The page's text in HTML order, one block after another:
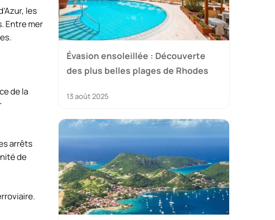
les
Entre mer
de la
arrêts
de
Évasion ensoleillée : Découverte
des plus belles plages de Rhodes
13 août 2025